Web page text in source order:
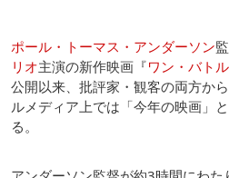
ポール・トーマス・アンダーソン
リオ主演の新作映画『ワン・バト
公開以来、批評家・観客の両方か
ルメディア上では「今年の映画」
る。